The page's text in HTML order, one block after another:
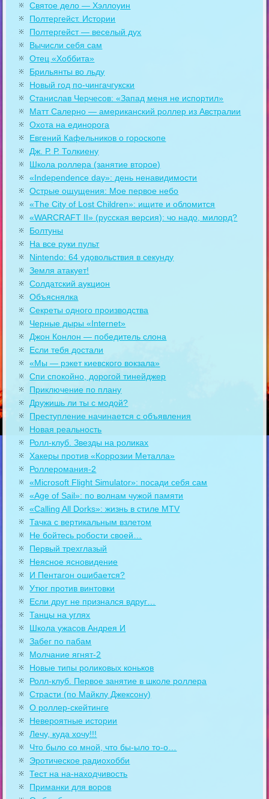
Святое дело — Хэллоуин
Полтергейст. Истории
Полтергейст — веселый дух
Вычисли себя сам
Отец «Хоббита»
Брильянты во льду
Новый год по-чингачгукски
Станислав Черчесов: «Запад меня не испортил»
Матт Салерно — американский роллер из Австралии
Охота на единорога
Евгений Кафельников о гороскопе
Дж. Р. Р. Толкиену
Школа роллера (занятие второе)
«Independence day»: день ненавидимости
Острые ощущения: Мое первое небо
«The City of Lost Children»: ищите и обломится
«WARCRAFT II» (русская версия): чо надо, милорд?
Болтуны
На все руки пульт
Nintendo: 64 удовольствия в секунду
Земля атакует!
Солдатский аукцион
Объяснялка
Секреты одного производства
Черные дыры «Internet»
Джон Конлон — победитель слона
Если тебя достали
«Мы — рэкет киевского вокзала»
Спи спокойно, дорогой тинейджер
Приключение по плану
Дружишь ли ты с модой?
Преступление начинается с объявления
Новая реальность
Ролл-клуб. Звезды на роликах
Хакеры против «Коррозии Металла»
Роллеромания-2
«Microsoft Flight Simulator»: посади себя сам
«Age of Sail»: по волнам чужой памяти
«Calling All Dorks»: жизнь в стиле MTV
Тачка с вертикальным взлетом
Не бойтесь робости своей…
Первый трехглазый
Неясное ясновидение
И Пентагон ошибается?
Утюг против винтовки
Если друг не признался вдруг…
Танцы на углях
Школа ужасов Андрея И
Забег по пабам
Молчание ягнят-2
Новые типы роликовых коньков
Ролл-клуб. Первое занятие в школе роллера
Страсти (по Майклу Джексону)
О роллер-скейтинге
Невероятные истории
Лечу, куда хочу!!!
Что было со мной, что бы-ыло то-о…
Эротическое радиохобби
Тест на на-находчивость
Приманки для воров